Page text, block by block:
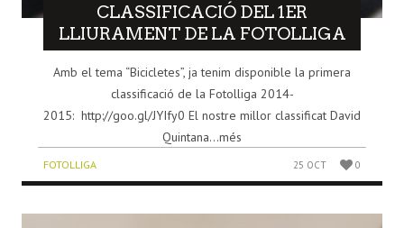
CLASSIFICACIÓ DEL 1ER
LLIURAMENT DE LA FOTOLLIGA
Amb el tema “Bicicletes”, ja tenim disponible la primera
classificació de la Fotolliga 2014-
2015: http://goo.gl/JYIfy0 El nostre millor classificat David
Quintana...més
FOTOLLIGA 25 OCT 0